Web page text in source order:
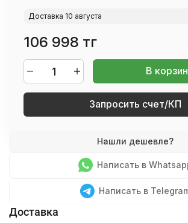
Доставка 10 августа
106 998 тг
В
Запросить счет/КП
Написать в
Написать в